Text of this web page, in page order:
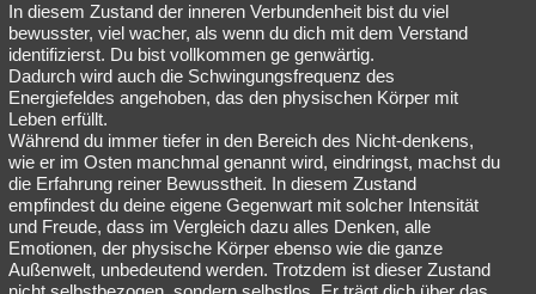
In diesem Zustand der inneren Verbundenheit bist du viel
bewusster, viel wacher, als wenn du dich mit dem Verstand
identifizierst. Du bist vollkommen ge genwärtig.
Dadurch wird auch die Schwingungsfrequenz des
Energiefeldes angehoben, das den physischen Körper mit
Leben erfüllt.
Während du immer tiefer in den Bereich des Nicht-denkens,
wie er im Osten manchmal genannt wird, eindringst, machst du
die Erfahrung reiner Bewusstheit. In diesem Zustand
empfindest du deine eigene Gegenwart mit solcher Intensität
und Freude, dass im Vergleich dazu alles Denken, alle
Emotionen, der physische Körper ebenso wie die ganze
Außenwelt, unbedeutend werden. Trotzdem ist dieser Zustand